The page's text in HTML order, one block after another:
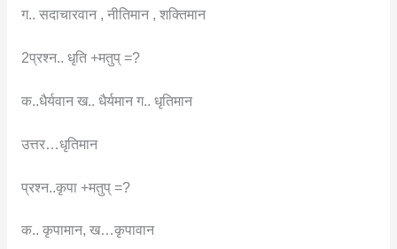
ग.. सदाचारवान , नीतिमान , शक्तिमान
2प्रश्न.. धृति +मतुप् =?
क..धैर्यवान ख.. धैर्यमान ग.. धृतिमान
उत्तर…धृतिमान
प्रश्न..कृपा +मतुप् =?
क.. कृपामान, ख…कृपावान